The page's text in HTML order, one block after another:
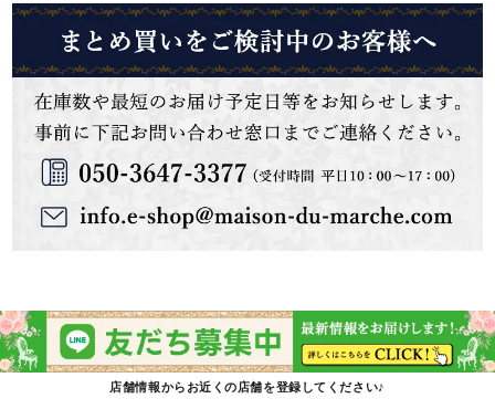
店舗情報からお近くの店舗を登録してください♪